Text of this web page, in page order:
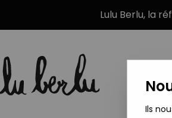
Lulu Berlu, la
Ils